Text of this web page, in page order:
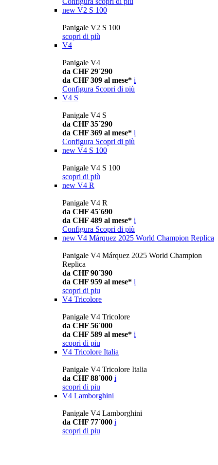
new V2 S 100
Panigale V2 S 100
scopri di più
V4
Panigale V4
da CHF 29´290
da CHF 309 al mese* i
Configura Scopri di più
V4 S
Panigale V4 S
da CHF 35´290
da CHF 369 al mese* i
Configura Scopri di più
new V4 S 100
Panigale V4 S 100
scopri di più
new V4 R
Panigale V4 R
da CHF 45´690
da CHF 489 al mese* i
Configura Scopri di più
new V4 Márquez 2025 World Champion Replica
Panigale V4 Márquez 2025 World Champion
Replica
da CHF 90´390
da CHF 959 al mese* i
scopri di piu
V4 Tricolore
Panigale V4 Tricolore
da CHF 56´000
da CHF 589 al mese* i
scopri di piu
V4 Tricolore Italia
Panigale V4 Tricolore Italia
da CHF 88´000 i
scopri di piu
V4 Lamborghini
Panigale V4 Lamborghini
da CHF 77´000 i
scopri di piu